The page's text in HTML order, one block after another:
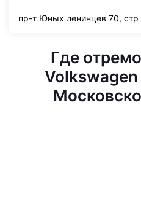
пр-т Юных ленинцев 70, стр
Где